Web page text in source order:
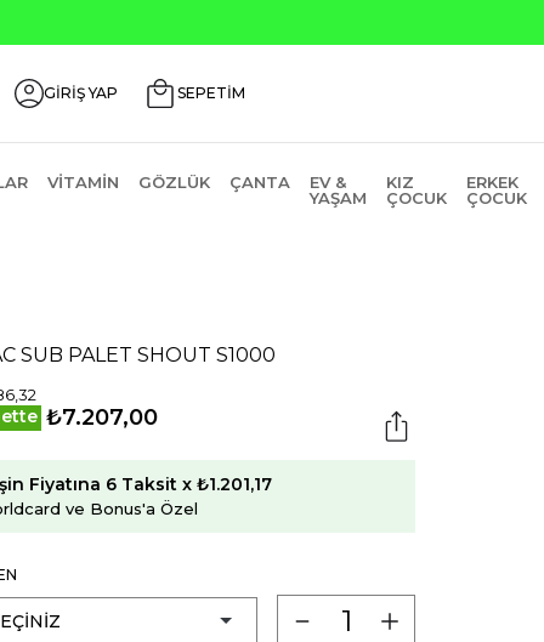
₺200 İndirim Kodu: AGUSTOS200
GİRİŞ YAP SEPETİM
VITAMIN GÖZLÜK ÇANTA
EV &
YAŞAM
KIZ
ÇOCUK
ERKEK
ÇOCUK
SUB PALET SHOUT S1000
₺7.207,00
Fiyatına 6 Taksit x ₺1.201,17
ve Bonus'a Özel